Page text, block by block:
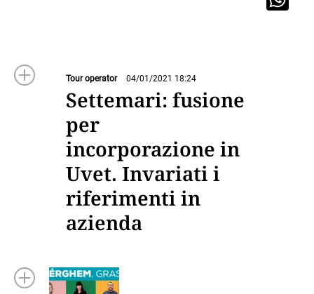
Tour operator 04/01/2021 18:24
Settemari: fusione
per
incorporazione in
Uvet. Invariati i
riferimenti in
azienda